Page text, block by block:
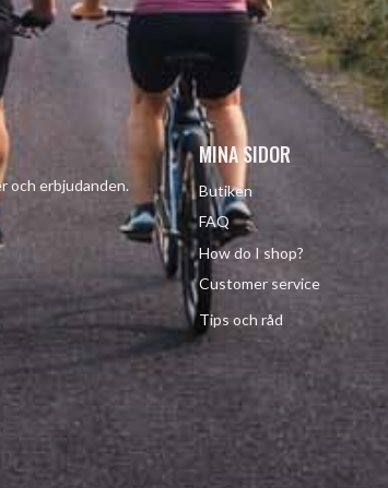
och erbjudanden.
MINA SIDOR
Butiken
FAQ
How do I shop?
Customer service
Tips och råd